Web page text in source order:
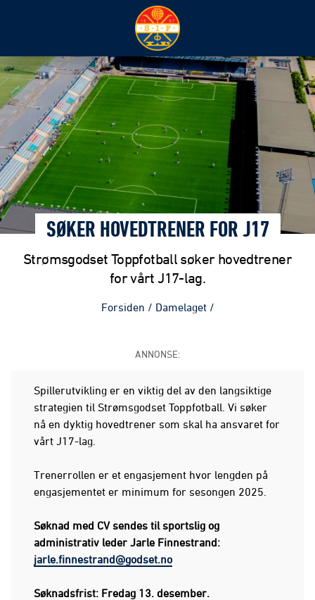
SØKER HOVEDTRENER FOR J17
Strømsgodset Toppfotball søker hovedtrener
for vårt J17-lag.
Forsiden / Damelaget /
ANNONSE:
Spillerutvikling er en viktig del av den langsiktige
strategien til Strømsgodset Toppfotball. Vi søker
nå en dyktig hovedtrener som skal ha ansvaret for
vårt J17-lag.
Trenerrollen er et engasjement hvor lengden på
engasjementet er minimum for sesongen 2025.
Søknad med CV sendes til sportslig og
administrativ leder Jarle Finnestrand:
jarle.finnestrand@godset.no
Søknadsfrist: Fredag 13. desember.